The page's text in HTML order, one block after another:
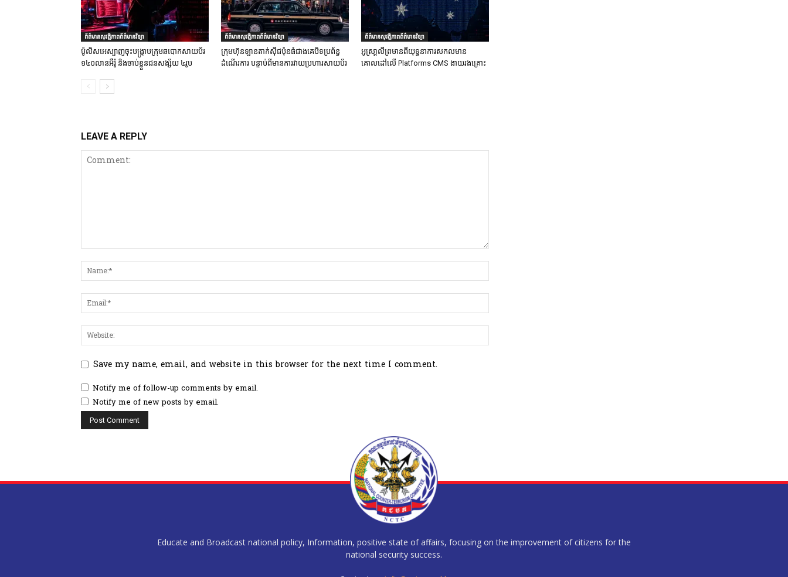
ព័ត៌មានសុវត្ថិភាពព័ត៌មានវិទ្យា
ប៉ូលិសអេស្បាញចុះបង្រ្កាបក្រុមឆបោកសាយប័រ
១៤០លានអឺរ៉ូ និងចាប់ខ្លួនជនសង្ស័យ ៤រូប
ព័ត៌មានសុវត្ថិភាពព័ត៌មានវិទ្យា
ក្រុមហ៊ុនឡានតាក់ស៊ីជប៉ុនធំជាងគេបិទប្រព័ន្ធ
ដំណើរការ បន្ទាប់ពីមានការវាយប្រហារសាយប័រ
ព័ត៌មានសុវត្ថិភាពព័ត៌មានវិទ្យា
អូស្រា្តលីព្រមានពីយុទ្ធនាការសកលមាន
គោលដៅលើ Platforms CMS ងាយរងគ្រោះ
LEAVE A REPLY
Save my name, email, and website in this browser for the next time I comment.
Notify me of follow-up comments by email.
Notify me of new posts by email.
Educate and Broadcast national policy, Information, positive state of affairs, focusing on the improvement of citizens for the
national security success.